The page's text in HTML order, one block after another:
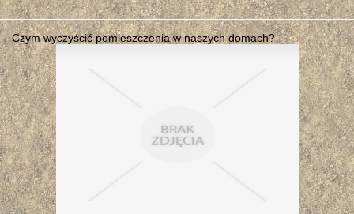
Czym wyczyścić pomieszczenia w naszych domach?